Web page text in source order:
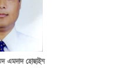
এমদাদ হোছাইন